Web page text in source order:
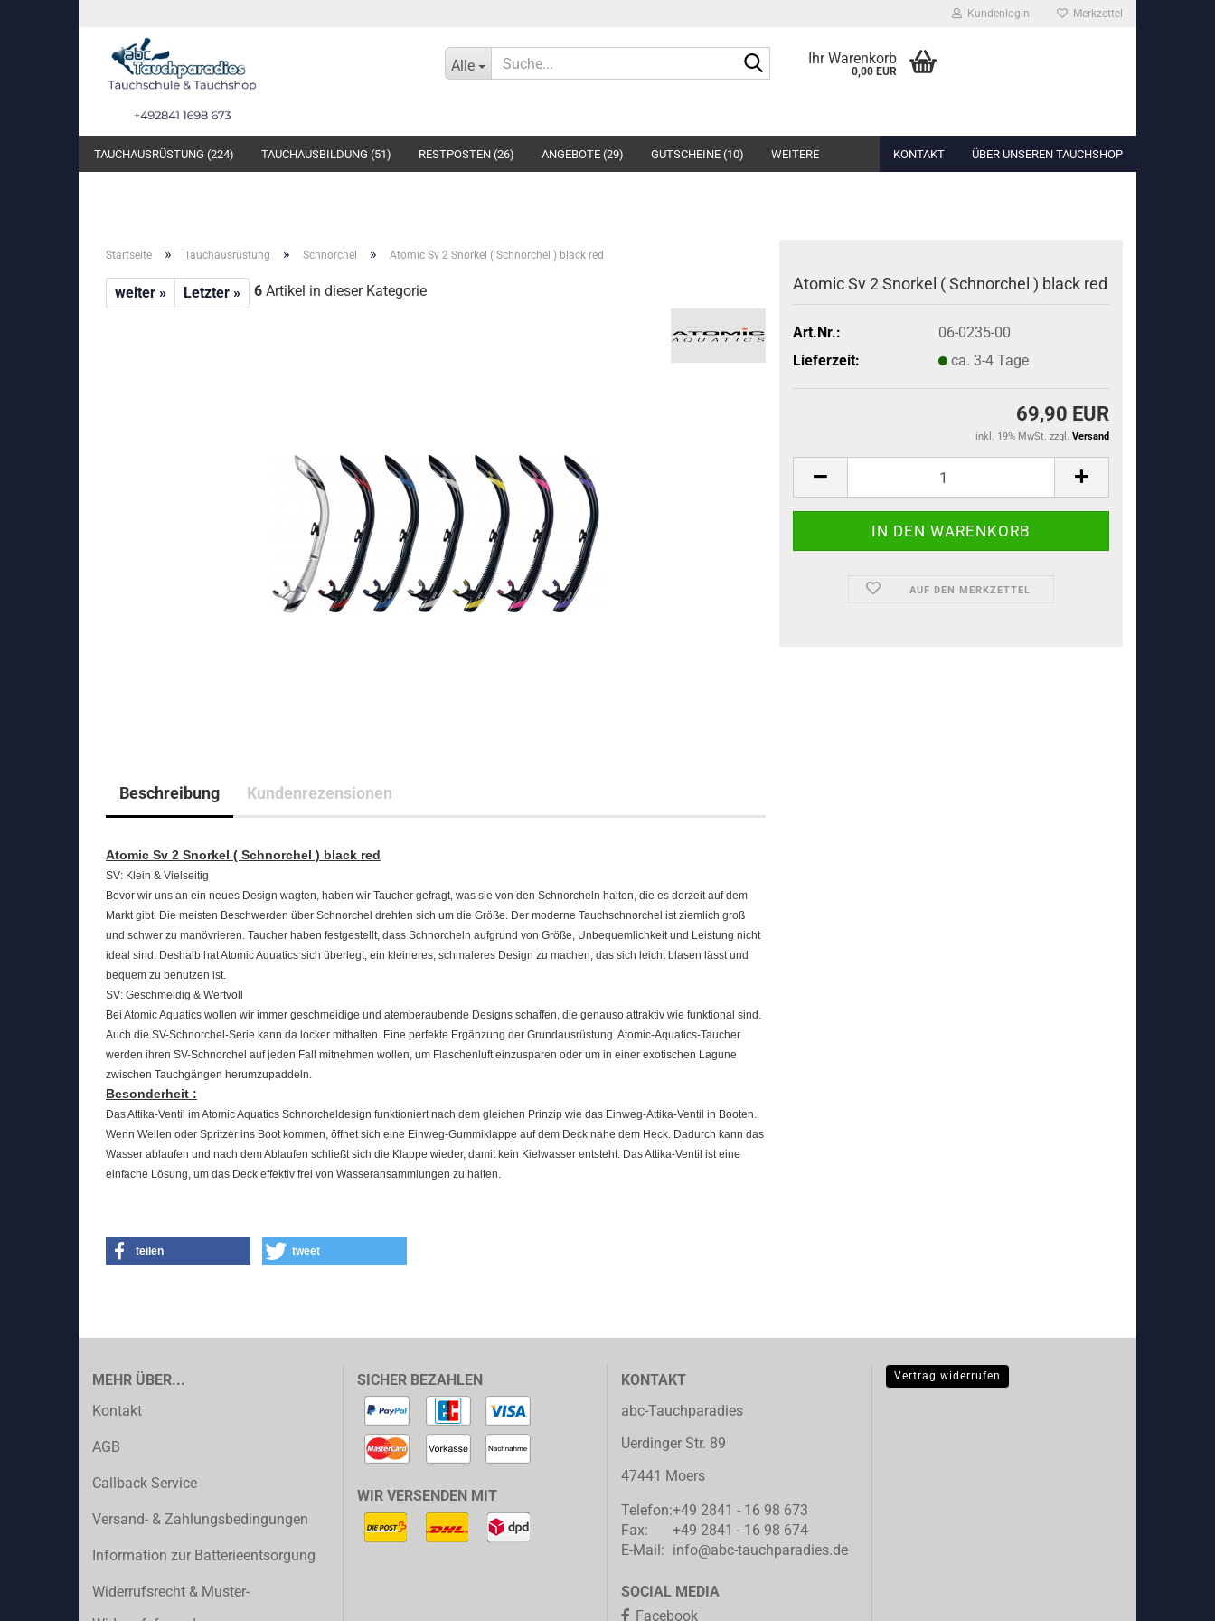
Kundenlogin Merkzettel
Alle
Suche...Ihr Warenkorb
0,00 EUR
TAUCHAUSRÜSTUNG (224) TAUCHAUSBILDUNG (51) RESTPOSTEN (26) ANGEBOTE (29) GUTSCHEINE (10) KONTAKT ÜBER UNSEREN TAUCHSHOP
WEITERE
Startseite » Tauchausrüstung » Schnorchel » Atomic Sv 2 Snorkel ( Schnorchel ) black red
weiter » Letzter » 6 Artikel in dieser Kategorie Atomic Sv 2 Snorkel ( Schnorchel ) black red
Art.Nr.:
06-0235-00
Lieferzeit:
ca. 3-4 Tage
69,90 EUR
inkl. 19% MwSt. zzgl. Versand
AUF DEN MERKZETTEL
Beschreibung Kundenrezensionen
Atomic Sv 2 Snorkel ( Schnorchel ) black red
SV: Klein & Vielseitig
Bevor wir uns an ein neues Design wagten, haben wir Taucher gefragt, was sie von den Schnorcheln halten, die es derzeit auf dem
Markt gibt. Die meisten Beschwerden über Schnorchel drehten sich um die Größe. Der moderne Tauchschnorchel ist ziemlich groß
und schwer zu manövrieren. Taucher haben festgestellt, dass Schnorcheln aufgrund von Größe, Unbequemlichkeit und Leistung nicht
ideal sind. Deshalb hat Atomic Aquatics sich überlegt, ein kleineres, schmaleres Design zu machen, das sich leicht blasen lässt und
bequem zu benutzen ist.
SV: Geschmeidig & Wertvoll
Bei Atomic Aquatics wollen wir immer geschmeidige und atemberaubende Designs schaffen, die genauso attraktiv wie funktional sind.
Auch die SV-Schnorchel-Serie kann da locker mithalten. Eine perfekte Ergänzung der Grundausrüstung. Atomic-Aquatics-Taucher
werden ihren SV-Schnorchel auf jeden Fall mitnehmen wollen, um Flaschenluft einzusparen oder um in einer exotischen Lagune
zwischen Tauchgängen herumzupaddeln.
Besonderheit :
Das Attika-Ventil im Atomic Aquatics Schnorcheldesign funktioniert nach dem gleichen Prinzip wie das Einweg-Attika-Ventil in Booten.
Wenn Wellen oder Spritzer ins Boot kommen, öffnet sich eine Einweg-Gummiklappe auf dem Deck nahe dem Heck. Dadurch kann das
Wasser ablaufen und nach dem Ablaufen schließt sich die Klappe wieder, damit kein Kielwasser entsteht. Das Attika-Ventil ist eine
einfache Lösung, um das Deck effektiv frei von Wasseransammlungen zu halten.
teilen tweet
MEHR ÜBER...
Kontakt
AGB
Callback Service
Versand- & Zahlungsbedingungen
Information zur Batterieentsorgung
Widerrufsrecht & Muster-
SICHER BEZAHLEN
WIR VERSENDEN MIT
KONTAKT
abc-Tauchparadies
Uerdinger Str. 89
47441 Moers
Telefon:+49 2841 - 16 98 673
Fax:
+49 2841 - 16 98 674
E-Mail: info@abc-tauchparadies.de
SOCIAL MEDIA
Facebook
Vertrag widerrufen